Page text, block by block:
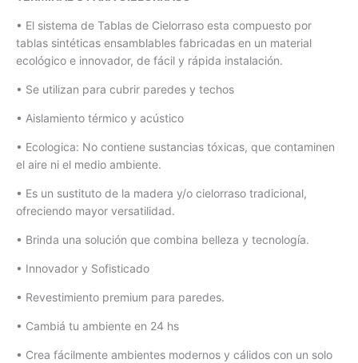
cantidad
• El sistema de Tablas de Cielorraso esta compuesto por
tablas sintéticas ensamblables fabricadas en un material
ecológico e innovador, de fácil y rápida instalación.
• Se utilizan para cubrir paredes y techos
• Aislamiento térmico y acústico
• Ecologica: No contiene sustancias tóxicas, que contaminen
el aire ni el medio ambiente.
• Es un sustituto de la madera y/o cielorraso tradicional,
ofreciendo mayor versatilidad.
• Brinda una solución que combina belleza y tecnología.
• Innovador y Sofisticado
• Revestimiento premium para paredes.
• Cambiá tu ambiente en 24 hs
• Crea fácilmente ambientes modernos y cálidos con un solo